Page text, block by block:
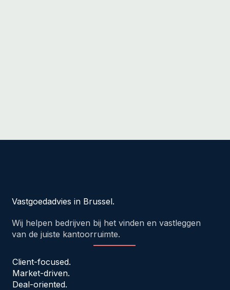
Vastgoedadvies in Brussel.
Wij helpen bedrijven bij het vinden en vastleggen
van de juiste kantoorruimte.
Client-focused.
Market-driven.
Deal-oriented.